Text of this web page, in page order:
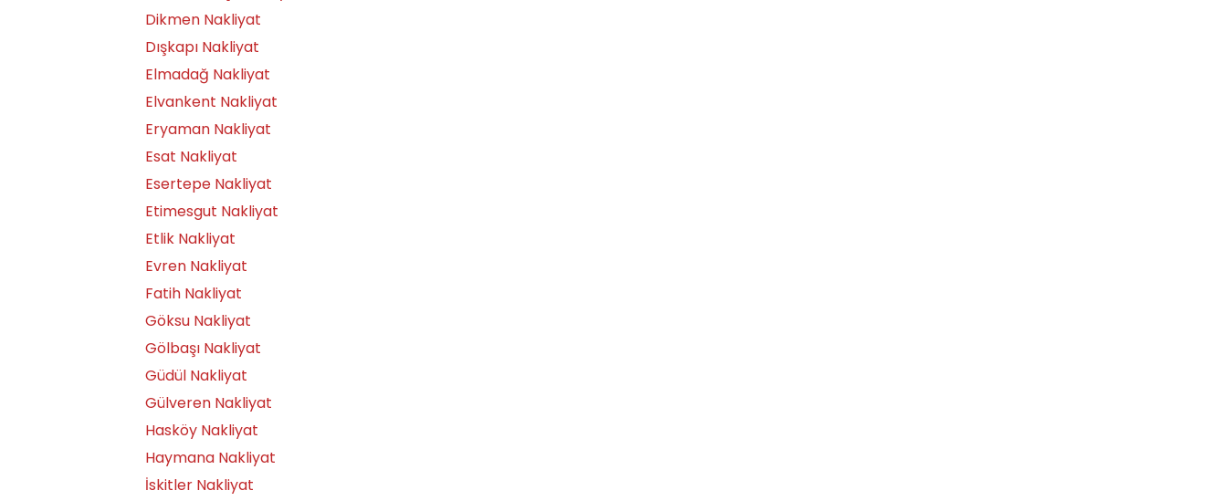
Dikmen Nakliyat
Dışkapı Nakliyat
Elmadağ Nakliyat
Elvankent Nakliyat
Eryaman Nakliyat
Esat Nakliyat
Esertepe Nakliyat
Etimesgut Nakliyat
Etlik Nakliyat
Evren Nakliyat
Fatih Nakliyat
Göksu Nakliyat
Gölbaşı Nakliyat
Güdül Nakliyat
Gülveren Nakliyat
Hasköy Nakliyat
Haymana Nakliyat
İskitler Nakliyat